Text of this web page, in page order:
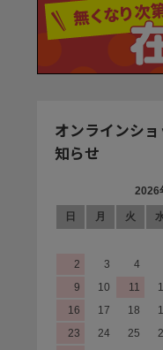
オンラインシ
知らせ